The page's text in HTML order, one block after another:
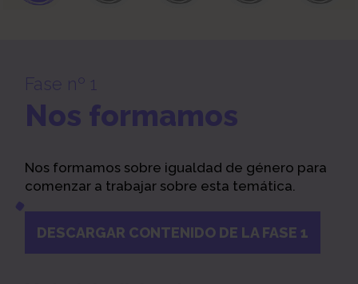
Fase nº 1
Nos formamos
Nos formamos sobre igualdad de género para
comenzar a trabajar sobre esta temática.
DESCARGAR CONTENIDO DE LA FASE 1